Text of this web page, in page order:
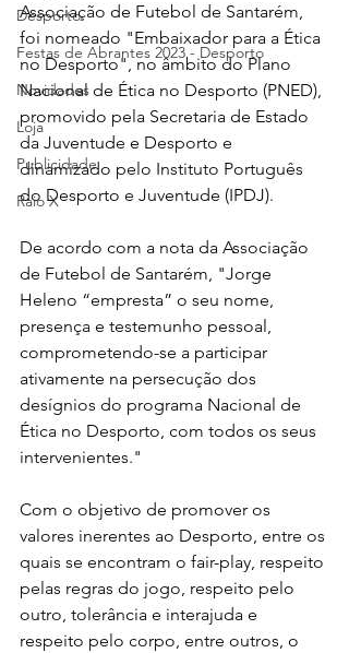
Desporto
Festas de Abrantes 2023 - Desporto
Novidades
Loja
Publicidade
Raio X
Associação de Futebol de Santarém,
foi nomeado "Embaixador para a Ética
no Desporto", no âmbito do Plano
Nacional de Ética no Desporto (PNED),
promovido pela Secretaria de Estado
da Juventude e Desporto e
dinamizado pelo Instituto Português
do Desporto e Juventude (IPDJ).
De acordo com a nota da Associação
de Futebol de Santarém, "Jorge
Heleno “empresta” o seu nome,
presença e testemunho pessoal,
comprometendo-se a participar
ativamente na persecução dos
desígnios do programa Nacional de
Ética no Desporto, com todos os seus
intervenientes."
Com o objetivo de promover os
valores inerentes ao Desporto, entre os
quais se encontram o fair-play, respeito
pelas regras do jogo, respeito pelo
outro, tolerância e interajuda e
respeito pelo corpo, entre outros, o